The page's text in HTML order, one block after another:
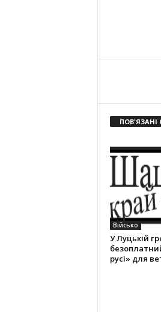
ПОВ'ЯЗАНІ
Військо
У Луцькій
русі» для